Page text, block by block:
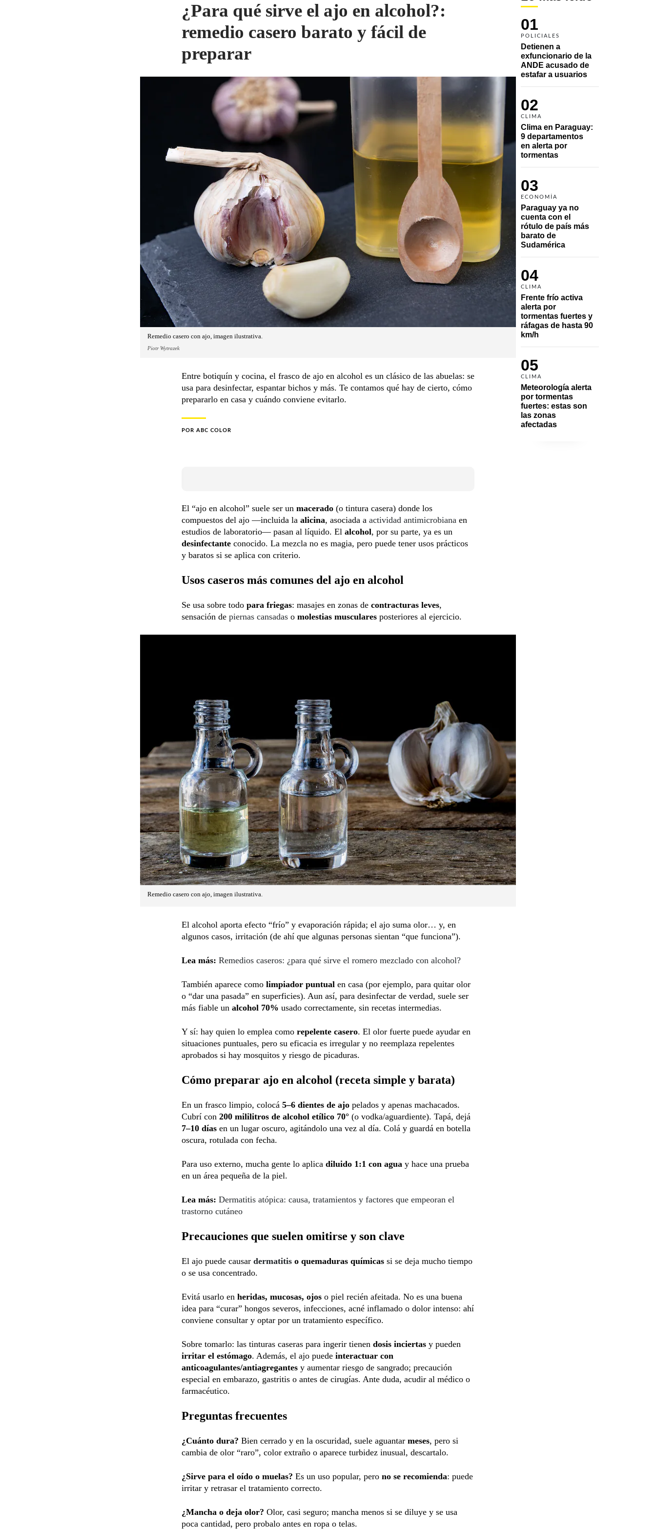
01
POLICIALES
Detienen a
exfuncionario de la
ANDE acusado de
estafar a usuarios
02
CLIMA
Clima en Paraguay:
9 departamentos
en alerta por
tormentas
03
ECONOMÍA
Paraguay ya no
cuenta con el
rótulo de país más
barato de
Sudamérica
04
CLIMA
Frente frío activa
alerta por
tormentas fuertes y
ráfagas de hasta 90
km/h
05
CLIMA
Meteorología alerta
por tormentas
fuertes: estas son
las zonas
afectadas
¿Para qué sirve el ajo en alcohol?:
remedio casero barato y fácil de
preparar
Remedio casero con ajo, imagen ilustrativa.
Piotr Wytrazek
Entre botiquín y cocina, el frasco de ajo en alcohol es un clásico de las abuelas: se
usa para desinfectar, espantar bichos y más. Te contamos qué hay de cierto, cómo
prepararlo en casa y cuándo conviene evitarlo.
POR ABC COLOR
El “ajo en alcohol” suele ser un macerado (o tintura casera) donde los
compuestos del ajo —incluida la alicina, asociada a actividad antimicrobiana en
estudios de laboratorio— pasan al líquido. El alcohol, por su parte, ya es un
desinfectante conocido. La mezcla no es magia, pero puede tener usos prácticos
y baratos si se aplica con criterio.
Usos caseros más comunes del ajo en alcohol
Se usa sobre todo para friegas: masajes en zonas de contracturas leves,
sensación de piernas cansadas o molestias musculares posteriores al ejercicio.
Remedio casero con ajo, imagen ilustrativa.
El alcohol aporta efecto “frío” y evaporación rápida; el ajo suma olor… y, en
algunos casos, irritación (de ahí que algunas personas sientan “que funciona”).
Lea más: Remedios caseros: ¿para qué sirve el romero mezclado con alcohol?
También aparece como limpiador puntual en casa (por ejemplo, para quitar olor
o “dar una pasada” en superficies). Aun así, para desinfectar de verdad, suele ser
más fiable un alcohol 70% usado correctamente, sin recetas intermedias.
Y sí: hay quien lo emplea como repelente casero. El olor fuerte puede ayudar en
situaciones puntuales, pero su eficacia es irregular y no reemplaza repelentes
aprobados si hay mosquitos y riesgo de picaduras.
Cómo preparar ajo en alcohol (receta simple y barata)
En un frasco limpio, colocá 5–6 dientes de ajo pelados y apenas machacados.
Cubrí con 200 mililitros de alcohol etílico 70° (o vodka/aguardiente). Tapá, dejá
7–10 días en un lugar oscuro, agitándolo una vez al día. Colá y guardá en botella
oscura, rotulada con fecha.
Para uso externo, mucha gente lo aplica diluido 1:1 con agua y hace una prueba
en un área pequeña de la piel.
Lea más: Dermatitis atópica: causa, tratamientos y factores que empeoran el
trastorno cutáneo
Precauciones que suelen omitirse y son clave
El ajo puede causar dermatitis o quemaduras químicas si se deja mucho tiempo
o se usa concentrado.
Evitá usarlo en heridas, mucosas, ojos o piel recién afeitada. No es una buena
idea para “curar” hongos severos, infecciones, acné inflamado o dolor intenso: ahí
conviene consultar y optar por un tratamiento específico.
Sobre tomarlo: las tinturas caseras para ingerir tienen dosis inciertas y pueden
irritar el estómago. Además, el ajo puede interactuar con
anticoagulantes/antiagregantes y aumentar riesgo de sangrado; precaución
especial en embarazo, gastritis o antes de cirugías. Ante duda, acudir al médico o
farmacéutico.
Preguntas frecuentes
¿Cuánto dura? Bien cerrado y en la oscuridad, suele aguantar meses, pero si
cambia de olor “raro”, color extraño o aparece turbidez inusual, descartalo.
¿Sirve para el oído o muelas? Es un uso popular, pero no se recomienda: puede
irritar y retrasar el tratamiento correcto.
¿Mancha o deja olor? Olor, casi seguro; mancha menos si se diluye y se usa
poca cantidad, pero probalo antes en ropa o telas.